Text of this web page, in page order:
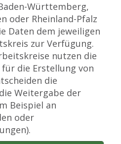
Württemberg,
oder Rheinland-Pfalz
Daten dem jeweiligen
zur Verfügung.
nutzen die
die Erstellung von
die
Weitergabe der
Beispiel an
oder